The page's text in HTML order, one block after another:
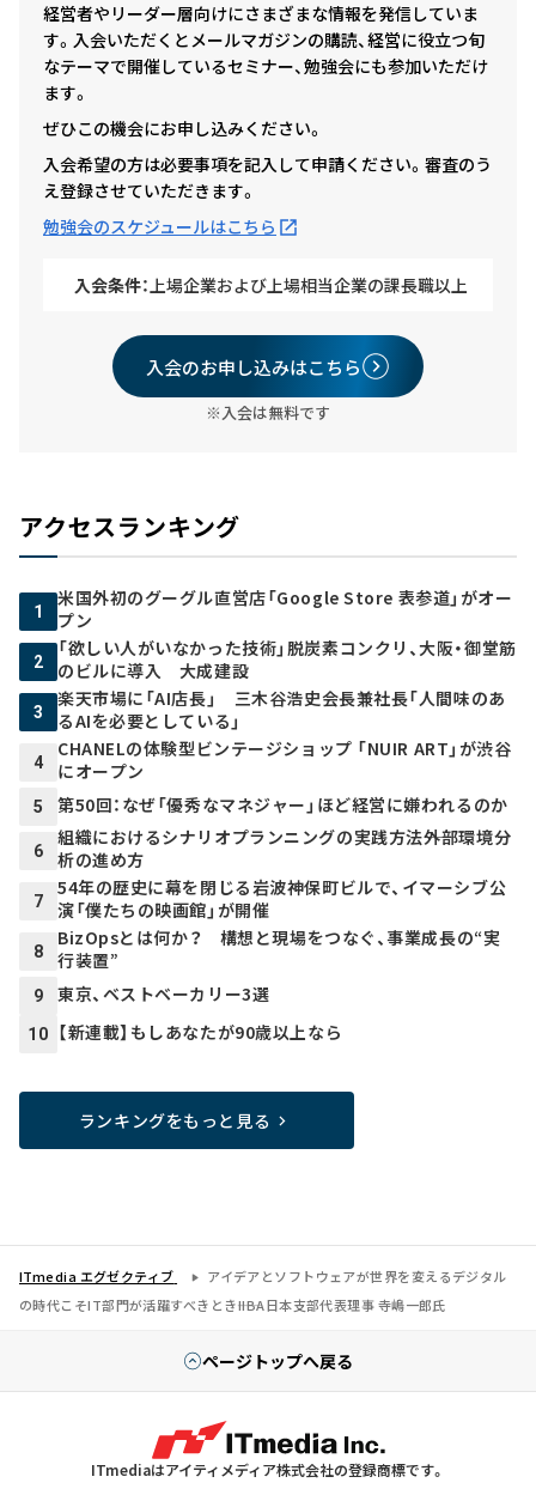
経営者やリーダー層向けにさまざまな情報を発信していま
す。入会いただくとメールマガジンの購読、経営に役立つ旬
なテーマで開催しているセミナー、勉強会にも参加いただけ
ます。
ぜひこの機会にお申し込みください。
入会希望の方は必要事項を記入して申請ください。審査のう
え登録させていただきます。
勉強会のスケジュールはこちら
入会条件：上場企業および上場相当企業の課長職以上
入会のお申し込みはこちら
※入会は無料です
アクセスランキング
1
米国外初のグーグル直営店「Google Store 表参道」がオー
プン
2
「欲しい人がいなかった技術」脱炭素コンクリ、大阪・御堂筋
のビルに導入 大成建設
3
楽天市場に「AI店長」 三木谷浩史会長兼社長「人間味のあ
るAIを必要としている」
4
CHANELの体験型ビンテージショップ 「NUIR ART」が渋谷
にオープン
5 第50回：なぜ「優秀なマネジャー」ほど経営に嫌われるのか
6
組織におけるシナリオプランニングの実践方法――外部環境分
析の進め方
7
54年の歴史に幕を閉じる岩波神保町ビルで、イマーシブ公
演「僕たちの映画館」が開催
8
BizOpsとは何か？ 構想と現場をつなぐ、事業成長の“実
行装置”
9 東京、ベストベーカリー3選
10 【新連載】もしあなたが90歳以上なら
ランキングをもっと見る
ITmedia エグゼクティブ
アイデアとソフトウェアが世界を変えるデジタル
の時代こそIT部門が活躍すべきとき――IIBA日本支部代表理事 寺嶋一郎氏
ページトップへ戻る
ITmediaはアイティメディア株式会社の登録商標です。